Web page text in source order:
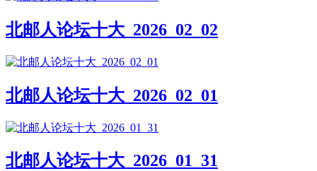
北邮人论坛十大_2026_02_02
北邮人论坛十大_2026_02_01
北邮人论坛十大_2026_01_31